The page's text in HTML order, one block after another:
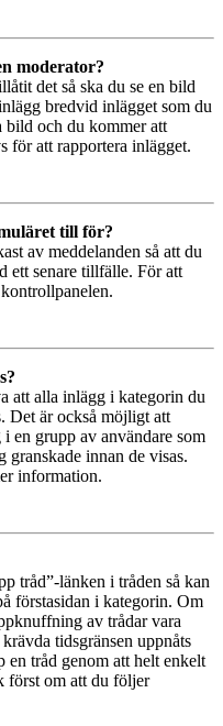
moderator?
det så ska du se en bild
bredvid inlägget som du
och du kommer att
för att rapportera inlägget.
till för?
av meddelanden så att du
ett senare tillfälle. För att
att alla inlägg i kategorin du
Det är också möjligt att
en grupp av användare som
granskade innan de visas.
information.
tråd”-länken i tråden så kan
förstasidan i kategorin. Om
av trådar vara
tidsgränsen uppnåts
en tråd genom att helt enkelt
först om att du följer